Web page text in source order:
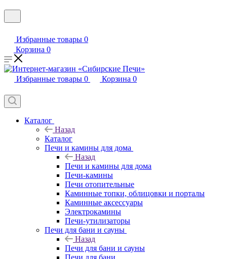
Избранные товары 0
Корзина 0
Избранные товары 0 Корзина 0
Каталог
Назад
Каталог
Печи и камины для дома
Назад
Печи и камины для дома
Печи-камины
Печи отопительные
Каминные топки, облицовки и порталы
Каминные аксессуары
Электрокамины
Печи-утилизаторы
Печи для бани и сауны
Назад
Печи для бани и сауны
Печи для бани